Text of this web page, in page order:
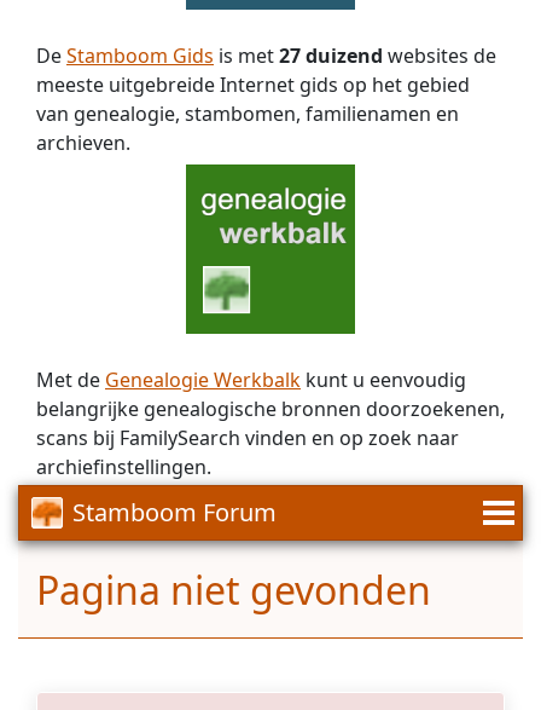
DeStamboom Gids is met27 duizend websites de
meeste uitgebreide Internet gids op het gebied
van genealogie, stambomen, familienamen en
archieven.
Met de Genealogie Werkbalk kunt u eenvoudig
belangrijke genealogische bronnen doorzoekenen,
scans bij FamilySearch vinden en op zoek naar
archiefinstellingen.
Stamboom Forum
Pagina niet gevonden